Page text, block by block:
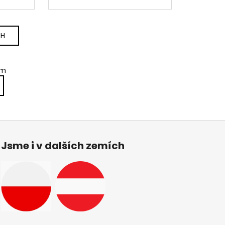
Jsme i v dalších zemích